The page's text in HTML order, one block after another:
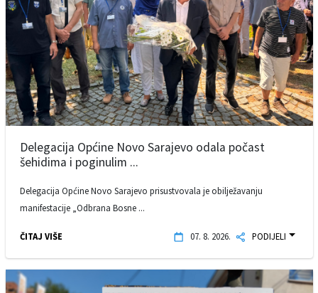
Delegacija Općine Novo Sarajevo odala počast
šehidima i poginulim ...
Delegacija Općine Novo Sarajevo prisustvovala je obilježavanju
manifestacije „Odbrana Bosne ...
ČITAJ VIŠE 07. 8. 2026. PODIJELI